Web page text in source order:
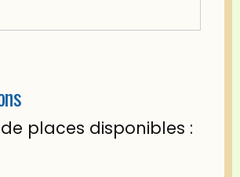
places disponibles :